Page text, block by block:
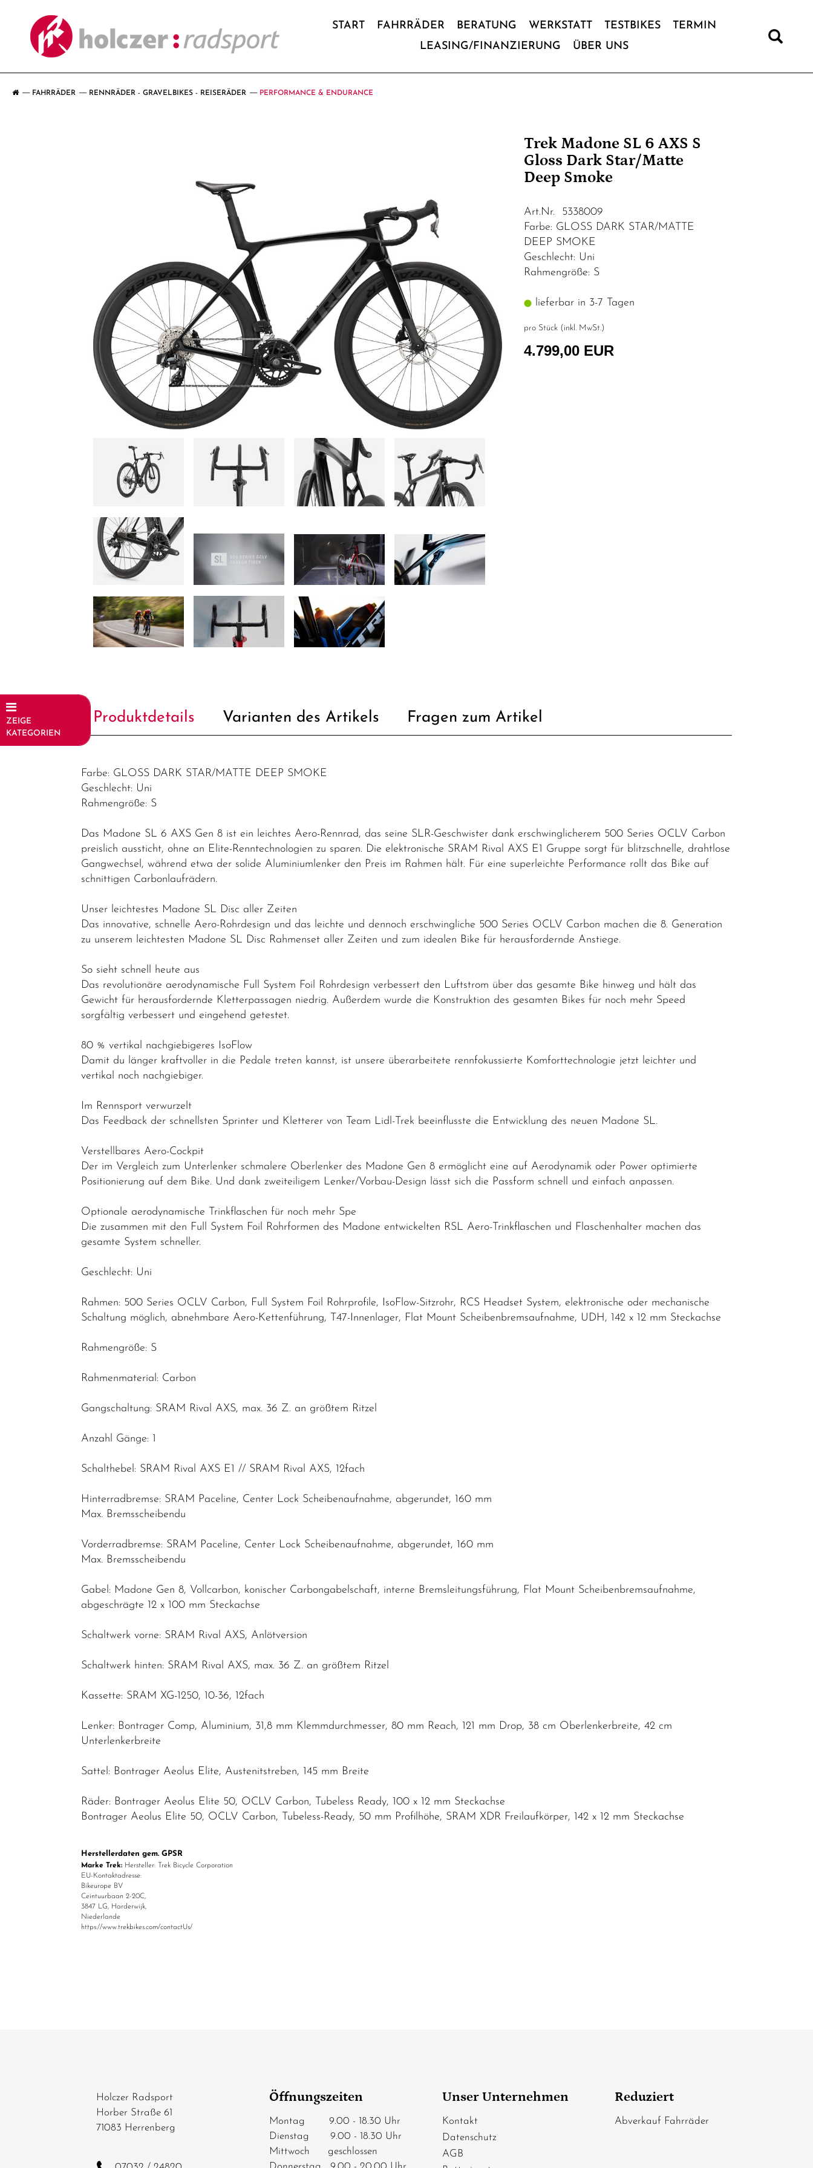
START FAHRRÄDER BERATUNG WERKSTATT TESTBIKES
TERMIN
LEASING/FINANZIERUNG
ÜBER UNS
FAHRRÄDER RENNRÄDER - GRAVELBIKES - REISERÄDER PERFORMANCE & ENDURANCE
ZEIGE
KATEGORIEN
Elektrofahrräder
Performance
Mountainbikes
Trek Madone SL 6 AXS S
Gloss Dark Star/Matte
Deep Smoke
Art.Nr. 5338009
Farbe: GLOSS DARK STAR/MATTE
DEEP SMOKE
Geschlecht: Uni
Rahmengröße: S
lieferbar in 3-7 Tagen
pro Stück (inkl. MwSt.)
4.799,00 EUR
Produktdetails Varianten des Artikels Fragen zum Artikel
Farbe: GLOSS DARK STAR/MATTE DEEP SMOKE
Geschlecht: Uni
Rahmengröße: S
Das Madone SL 6 AXS Gen 8 ist ein leichtes Aero-Rennrad, das seine SLR-Geschwister dank erschwinglicherem 500 Series OCLV Carbon
preislich aussticht, ohne an Elite-Renntechnologien zu sparen. Die elektronische SRAM Rival AXS E1 Gruppe sorgt für blitzschnelle, drahtlose
Gangwechsel, während etwa der solide Aluminiumlenker den Preis im Rahmen hält. Für eine superleichte Performance rollt das Bike auf
schnittigen Carbonlaufrädern.
Unser leichtestes Madone SL Disc aller Zeiten
Das innovative, schnelle Aero-Rohrdesign und das leichte und dennoch erschwingliche 500 Series OCLV Carbon machen die 8. Generation
zu unserem leichtesten Madone SL Disc Rahmenset aller Zeiten und zum idealen Bike für herausfordernde Anstiege.
So sieht schnell heute aus
Das revolutionäre aerodynamische Full System Foil Rohrdesign verbessert den Luftstrom über das gesamte Bike hinweg und hält das
Gewicht für herausfordernde Kletterpassagen niedrig. Außerdem wurde die Konstruktion des gesamten Bikes für noch mehr Speed
sorgfältig verbessert und eingehend getestet.
80 % vertikal nachgiebigeres IsoFlow
Damit du länger kraftvoller in die Pedale treten kannst, ist unsere überarbeitete rennfokussierte Komforttechnologie jetzt leichter und
vertikal noch nachgiebiger.
Im Rennsport verwurzelt
Das Feedback der schnellsten Sprinter und Kletterer von Team Lidl-Trek beeinflusste die Entwicklung des neuen Madone SL.
Verstellbares Aero-Cockpit
Der im Vergleich zum Unterlenker schmalere Oberlenker des Madone Gen 8 ermöglicht eine auf Aerodynamik oder Power optimierte
Positionierung auf dem Bike. Und dank zweiteiligem Lenker/Vorbau-Design lässt sich die Passform schnell und einfach anpassen.
Optionale aerodynamische Trinkflaschen für noch mehr Spe
Die zusammen mit den Full System Foil Rohrformen des Madone entwickelten RSL Aero-Trinkflaschen und Flaschenhalter machen das
gesamte System schneller.
Geschlecht: Uni
Rahmen: 500 Series OCLV Carbon, Full System Foil Rohrprofile, IsoFlow-Sitzrohr, RCS Headset System, elektronische oder mechanische
Schaltung möglich, abnehmbare Aero-Kettenführung, T47-Innenlager, Flat Mount Scheibenbremsaufnahme, UDH, 142 x 12 mm Steckachse
Rahmengröße: S
Rahmenmaterial: Carbon
Gangschaltung: SRAM Rival AXS, max. 36 Z. an größtem Ritzel
Anzahl Gänge: 1
Schalthebel: SRAM Rival AXS E1 // SRAM Rival AXS, 12fach
Hinterradbremse: SRAM Paceline, Center Lock Scheibenaufnahme, abgerundet, 160 mm
Max. Bremsscheibendu
Vorderradbremse: SRAM Paceline, Center Lock Scheibenaufnahme, abgerundet, 160 mm
Max. Bremsscheibendu
Gabel: Madone Gen 8, Vollcarbon, konischer Carbongabelschaft, interne Bremsleitungsführung, Flat Mount Scheibenbremsaufnahme,
abgeschrägte 12 x 100 mm Steckachse
Schaltwerk vorne: SRAM Rival AXS, Anlötversion
Schaltwerk hinten: SRAM Rival AXS, max. 36 Z. an größtem Ritzel
Kassette: SRAM XG-1250, 10-36, 12fach
Lenker: Bontrager Comp, Aluminium, 31,8 mm Klemmdurchmesser, 80 mm Reach, 121 mm Drop, 38 cm Oberlenkerbreite, 42 cm
Unterlenkerbreite
Sattel: Bontrager Aeolus Elite, Austenitstreben, 145 mm Breite
Räder: Bontrager Aeolus Elite 50, OCLV Carbon, Tubeless Ready, 100 x 12 mm Steckachse
Bontrager Aeolus Elite 50, OCLV Carbon, Tubeless-Ready, 50 mm Profilhöhe, SRAM XDR Freilaufkörper, 142 x 12 mm Steckachse
Herstellerdaten gem. GPSR
Marke Trek: Hersteller: Trek Bicycle Corporation
EU-Kontaktadresse:
Bikeurope BV
Ceintuurbaan 2-20C,
3847 LG, Harderwijk,
Niederlande
https://www.trekbikes.com/contactUs/
Holczer Radsport
Horber Straße 61
71083 Herrenberg
Öffnungszeiten
Montag 9.00 - 18.30 Uhr
Dienstag 9.00 - 18.30 Uhr
Mittwoch geschlossen
Unser Unternehmen
Kontakt
Datenschutz
AGB
Reduziert
Abverkauf Fahrräder